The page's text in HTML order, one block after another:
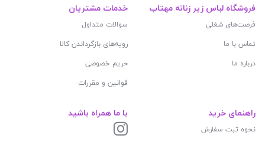
فروشگاه لباس زیر زنانه مهتاب
فرصت‌های شغلی
تماس با ما
درباره ما
خدمات مشتریان
سوالات متداول
رویه‌های بازگرداندن کالا
حریم خصوصی
قوانین و مقررات
راهنمای خرید
نحوه ثبت سفارش
با ما همراه باشید